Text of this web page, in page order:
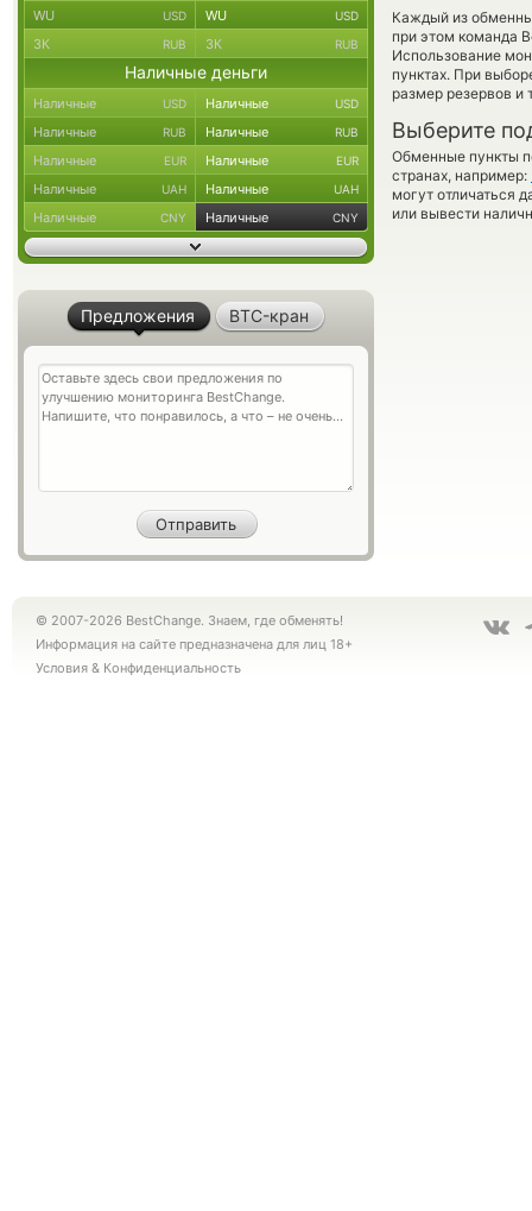
Каждый из
при этом команда
Использование
пунктах. При
размер резервов и
Выберите
Обменные пункты
странах, например:
могут отличаться
или вывести
WU USD WU USD
ЗК RUB ЗК RUB
Наличные деньги
Наличные USD Наличные USD
Наличные RUB Наличные RUB
Наличные EUR Наличные EUR
Наличные UAH Наличные UAH
Наличные CNY Наличные CNY
Предложения BTC-кран
© 2007-2026 BestChange. Знаем, где обменять!
Информация на сайте предназначена для лиц 18+
Условия & Конфиденциальность